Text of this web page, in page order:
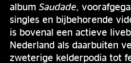
album Saudade ,
singles en bijbehorende
is bovenal een actieve
Nederland als daarbuiten
zweterige kelderpodia tot